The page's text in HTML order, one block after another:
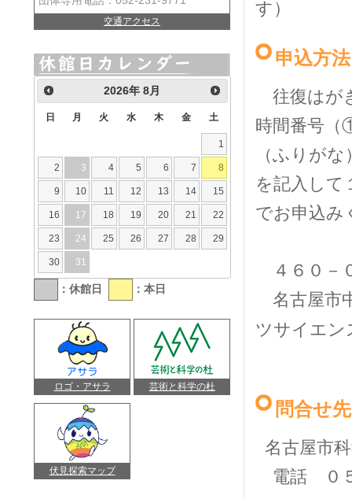
す）
申込方法
往復はが
時間番号（
（ふりが
を記入して
でお申込み
４６０－
名古屋市
ツサイエン
問合せ先
名古屋市
電話 ０５
交通アクセス
2026年8月
日 月 火 水 木 金 土
1
2 3 4 5 6 7 8
9 10 11 12 13 14 15
16 17 18 19 20 21 22
23 24 25 26 27 28 29
30 31
：休館日 ：本日
ロゴ・アサラ 芸術と科学の杜
伏見探索マップ